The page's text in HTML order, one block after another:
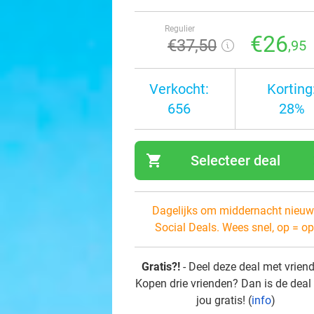
Regulier
€37,50 €26,95
Verkocht:
656
28%
shopping_cart Selecteer deal
Dagelijks om middernacht
Social Deals. Wees snel, op =
Gratis?! - Deel deze deal met
Kopen drie vrienden? Dan is de
jou gratis! (info)